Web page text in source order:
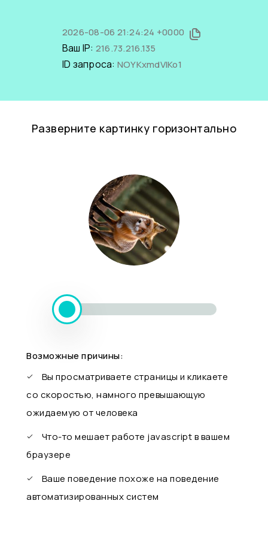
2026-08-06 21:24:24 +0000
Ваш IP: 216.73.216.135
ID запроса: NOYKxmdVlKo1
Разверните картинку горизонтально
Возможные причины:
Вы просматриваете страницы и кликаете
со скоростью, намного превышающую
ожидаемую от человека
Что-то мешает работе javascript в вашем
браузере
Ваше поведение похоже на поведение
автоматизированных систем